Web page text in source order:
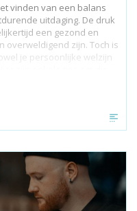
vinden van een balans
uitdaging. De druk
een gezond en
overweldigend zijn. Toch is
je persoonlijke welzijn